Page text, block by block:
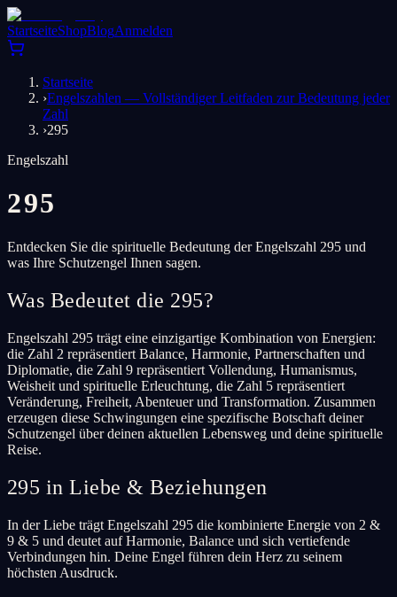
StartseiteShopBlogAnmelden
Startseite
›Engelszahlen — Vollständiger Leitfaden zur Bedeutung jeder
Zahl
›295
Engelszahl
295
Entdecken Sie die spirituelle Bedeutung der Engelszahl 295 und
was Ihre Schutzengel Ihnen sagen.
Was Bedeutet die 295?
Engelszahl 295 trägt eine einzigartige Kombination von Energien:
die Zahl 2 repräsentiert Balance, Harmonie, Partnerschaften und
Diplomatie, die Zahl 9 repräsentiert Vollendung, Humanismus,
Weisheit und spirituelle Erleuchtung, die Zahl 5 repräsentiert
Veränderung, Freiheit, Abenteuer und Transformation. Zusammen
erzeugen diese Schwingungen eine spezifische Botschaft deiner
Schutzengel über deinen aktuellen Lebensweg und deine spirituelle
Reise.
295 in Liebe & Beziehungen
In der Liebe trägt Engelszahl 295 die kombinierte Energie von 2 &
9 & 5 und deutet auf Harmonie, Balance und sich vertiefende
Verbindungen hin. Deine Engel führen dein Herz zu seinem
höchsten Ausdruck.